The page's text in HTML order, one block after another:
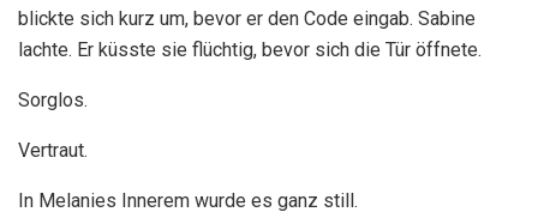
blickte sich kurz um, bevor er den Code eingab. Sabine
lachte. Er küsste sie flüchtig, bevor sich die Tür öffnete.
Sorglos.
Vertraut.
In Melanies Innerem wurde es ganz still.